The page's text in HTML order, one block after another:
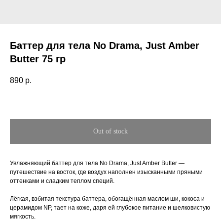
Баттер для тела No Drama, Just Amber
Butter 75 гр
890 р.
Out of stock
Увлажняющий баттер для тела No Drama, Just Amber Butter —
путешествие на восток, где воздух наполнен изысканными пряными
оттенками и сладким теплом специй.
Лёгкая, взбитая текстура баттера, обогащённая маслом ши, кокоса и
церамидом NP, тает на коже, даря ей глубокое питание и шелковистую
мягкость.